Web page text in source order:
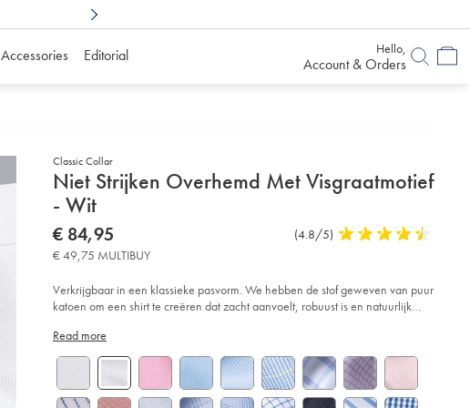
Accessories Editorial Hello,
Account & Orders
Classic Collar
Details
About
Product:
Niet Strijken Overhemd Met Visgraatmotief
- Wit
Details
https://www.charlestyrwhitt.com/eu/nl/niet-
strijken-
overhemd-
met-
-
wit/FOH0006WHT.html?
now
€
84,95
€ 84,95
Product
(4.8/5) 4,8
of
5
stars
€ 49,75 MULTIBUY
Verkrijgbaar in een klassieke pasvorm. We hebben de stof geweven van puur
katoen om een ​​shirt te creëren dat zacht aanvoelt, robuust is en natuurlijk
Read more